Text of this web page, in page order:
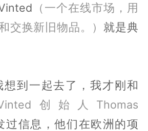
（一个在线市场，用
交换新旧物品。） 就是典
想到一起去了，我才刚和
创始人Thomas
过信息，他们在欧洲的项